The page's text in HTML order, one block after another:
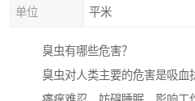
单位 平米
臭虫有哪些危害？
臭虫对人类主要的危害是吸血